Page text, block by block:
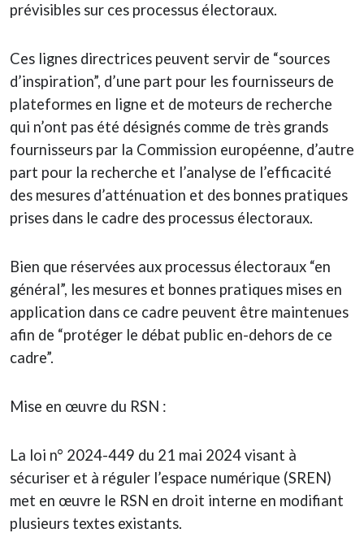
prévisibles sur ces processus électoraux.
Ces lignes directrices peuvent servir de “sources
d’inspiration”, d’une part pour les fournisseurs de
plateformes en ligne et de moteurs de recherche
qui n’ont pas été désignés comme de très grands
fournisseurs par la Commission européenne, d’autre
part pour la recherche et l’analyse de l’efficacité
des mesures d’atténuation et des bonnes pratiques
prises dans le cadre des processus électoraux.
Bien que réservées aux processus électoraux “en
général”, les mesures et bonnes pratiques mises en
application dans ce cadre peuvent être maintenues
afin de “protéger le débat public en-dehors de ce
cadre”.
Mise en œuvre du RSN :
La loi n° 2024-449 du 21 mai 2024 visant à
sécuriser et à réguler l’espace numérique (SREN)
met en œuvre le RSN en droit interne en modifiant
plusieurs textes existants.